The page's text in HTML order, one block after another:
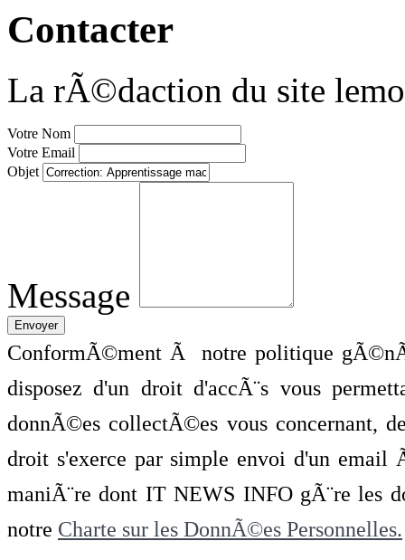
Contacter
La rÃ©daction du site
Votre Nom
Votre Email
Objet
Message
ConformÃ©ment Ã notre politique
disposez d'un droit d'accÃ¨s vous
donnÃ©es collectÃ©es vous concernant,
droit s'exerce par simple envoi d'un
maniÃ¨re dont IT NEWS INFO gÃ¨re les
notre Charte sur les DonnÃ©es Personnelles.